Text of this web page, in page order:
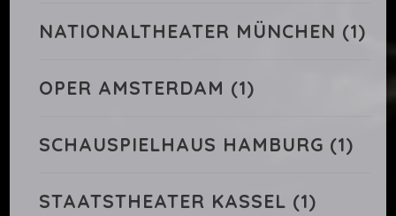
NATIONALTHEATER MÜNCHEN (1)
OPER AMSTERDAM (1)
SCHAUSPIELHAUS HAMBURG (1)
STAATSTHEATER KASSEL (1)